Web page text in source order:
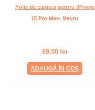
Folie de camera pentru iPhone
15 Pro Max- Negru
69,00 lei
ADAUGĂ ÎN COȘ